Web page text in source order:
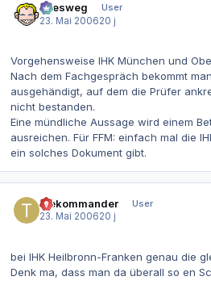
allesweg
User
23. Mai 200620 j
Vorgehensweise IHK München und
Nach dem Fachgespräch bekommt
ausgehändigt, auf dem die Prüfer
nicht bestanden.
Eine mündliche Aussage wird einem
ausreichen. Für FFM: einfach mal die
ein solches Dokument gibt.
thekommander
User
23. Mai 200620 j
bei IHK Heilbronn-Franken genau die
Denk ma, dass man da überall so en